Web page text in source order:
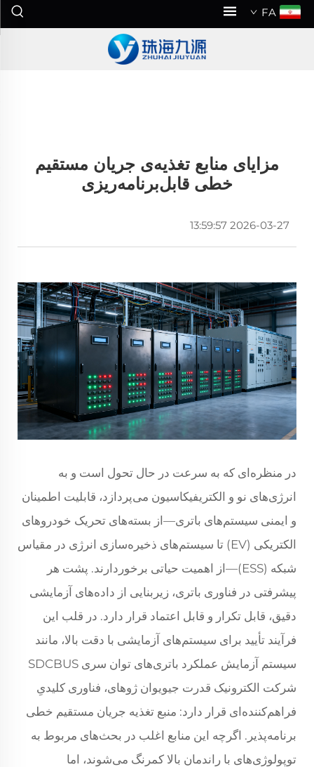
FA
مزایای منابع تغذیه‌ی جریان مستقیم
خطی قابل‌برنامه‌ریزی
2026-03-27 13:59:57
در منظره‌ای که به سرعت در حال تحول است و به
انرژی‌های نو و الکتریفیکاسیون می‌پردازد، قابلیت اطمینان
و ایمنی سیستم‌های باتری—از بسته‌های تحریک خودروهای
الکتریکی (EV) تا سیستم‌های ذخیره‌سازی انرژی در مقیاس
شبکه (ESS)—از اهمیت حیاتی برخوردارند. پشت هر
پیشرفتی در فناوری باتری، زیربنایی از داده‌های آزمایشی
دقیق، قابل تکرار و قابل اعتماد قرار دارد. در قلب این
فرآیند تأیید برای سیستم‌های آزمایشی با دقت بالا، مانند
سیستم آزمایش عملکرد باتری‌های توان سری SDCBUS
شرکت الکترونیک قدرت جیویوان ژوهای، فناوری کلیدیِ
فراهم‌کننده‌ای قرار دارد: منبع تغذیه جریان مستقیم خطی
برنامه‌پذیر. اگرچه این منابع اغلب در بحث‌های مربوط به
توپولوژی‌های با راندمان بالا کمرنگ می‌شوند، اما